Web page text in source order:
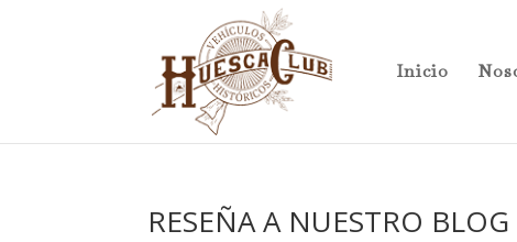
Inicio
RESEÑA A NUESTRO